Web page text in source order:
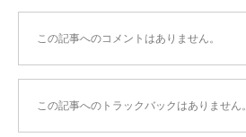
この記事へのコメントはありません。
この記事へのトラックバックはありません。